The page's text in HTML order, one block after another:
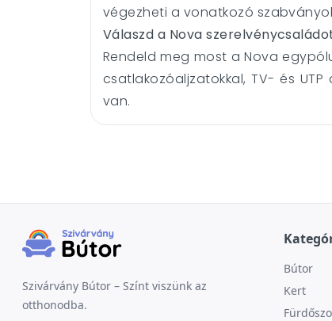
végezheti a vonatkozó
Válaszd a Nova
Rendeld meg most a Nova
csatlakozóaljzatokkal, TV- és
van.
Szivárvány Bútor – Színt viszünk az
otthonodba.
Bútor
Kert